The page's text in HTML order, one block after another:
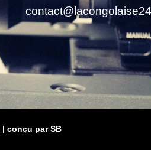
| conçu par SB